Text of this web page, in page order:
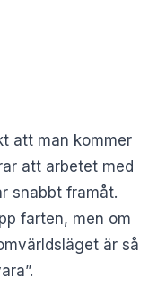
att man kommer
att arbetet med
snabbt framåt.
farten, men om
är så